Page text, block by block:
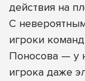
действия на
С
игроки
Поносова — у
игрока даже